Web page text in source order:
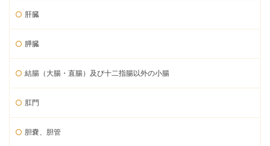
肝臓
膵臓
結腸（大腸・直腸）及び十二指腸以外の小腸
肛門
胆嚢、胆管